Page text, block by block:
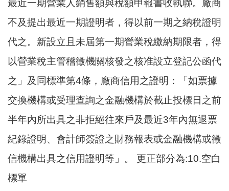
最近一期營業人銷售額與稅額申報書收執聯。廠商
不及提出最近一期證明者，得以前一期之納稅證明
代之。新設立且未屆第一期營業稅繳納期限者，得
以營業稅主管稽徵機關核發之核准設立登記公函代
之」及同標準第4條，廠商信用之證明：「如票據
交換機構或受理查詢之金融機構於截止投標日之前
半年內所出具之非拒絕往來戶及最近3年內無退票
紀錄證明、會計師簽證之財務報表或金融機構或徵
信機構出具之信用證明等」。 更正部分為:10.空白
標單